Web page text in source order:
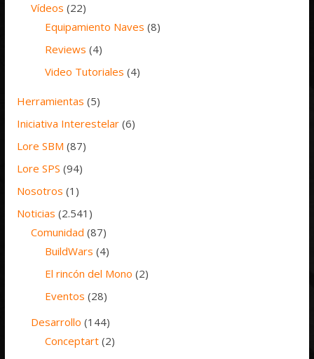
Vídeos (22)
Equipamiento Naves (8)
Reviews (4)
Video Tutoriales (4)
Herramientas (5)
Iniciativa Interestelar (6)
Lore SBM (87)
Lore SPS (94)
Nosotros (1)
Noticias (2.541)
Comunidad (87)
BuildWars (4)
El rincón del Mono (2)
Eventos (28)
Desarrollo (144)
Conceptart (2)